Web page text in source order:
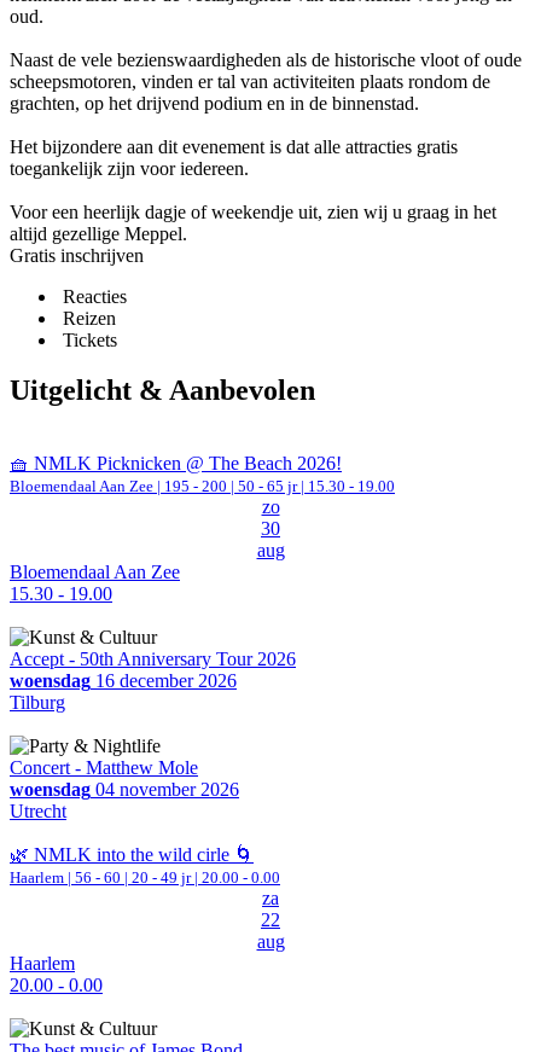
oud.
Naast de vele bezienswaardigheden als de historische vloot of oude
scheepsmotoren, vinden er tal van activiteiten plaats rondom de
grachten, op het drijvend podium en in de binnenstad.
Het bijzondere aan dit evenement is dat alle attracties gratis
toegankelijk zijn voor iedereen.
Voor een heerlijk dagje of weekendje uit, zien wij u graag in het
altijd gezellige Meppel.
Gratis inschrijven
Reacties
Reizen
Tickets
Uitgelicht & Aanbevolen
🧺 NMLK Picknicken @ The Beach 2026!
Bloemendaal Aan Zee | 195 - 200 | 50 - 65 jr | 15.30 - 19.00
zo
30
aug
Bloemendaal Aan Zee
15.30 - 19.00
Accept - 50th Anniversary Tour 2026
woensdag 16 december 2026
Tilburg
Concert - Matthew Mole
woensdag 04 november 2026
Utrecht
🌿 NMLK into the wild cirle 🌀
Haarlem | 56 - 60 | 20 - 49 jr | 20.00 - 0.00
za
22
aug
Haarlem
20.00 - 0.00